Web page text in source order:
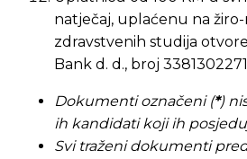
natječaj, uplaćenu na
zdravstvenih studija
Bank d. d., broj
Dokumenti označeni (*)
ih kandidati koji ih
Svi traženi dokumenti